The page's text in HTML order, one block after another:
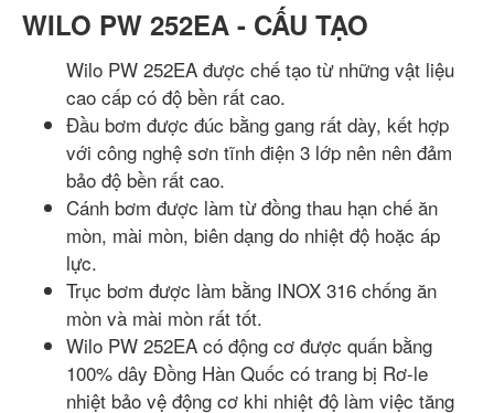
WILO PW 252EA - CẤU TẠO
Wilo PW 252EA được chế tạo từ những vật liệu
cao cấp có độ bền rất cao.
Đầu bơm được đúc bằng gang rất dày, kết hợp
với công nghệ sơn tĩnh điện 3 lớp nên nên đảm
bảo độ bền rất cao.
Cánh bơm được làm từ đồng thau hạn chế ăn
mòn, mài mòn, biên dạng do nhiệt độ hoặc áp
lực.
Trục bơm được làm bằng INOX 316 chống ăn
mòn và mài mòn rất tốt.
Wilo PW 252EA có động cơ được quấn bằng
100% dây Đồng Hàn Quốc có trang bị Rơ-le
nhiệt bảo vệ động cơ khi nhiệt độ làm việc tăng